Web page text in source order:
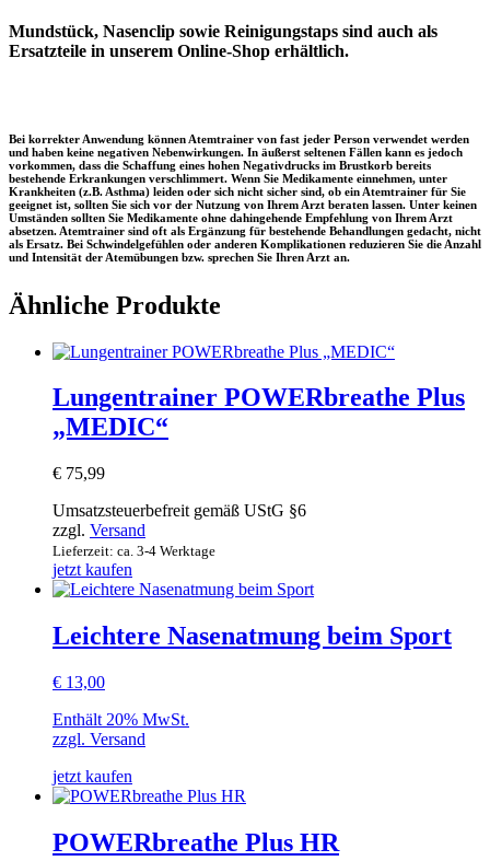
Mundstück, Nasenclip sowie Reinigungstaps sind auch als
Ersatzteile in unserem Online-Shop erhältlich.
Bei korrekter Anwendung können Atemtrainer von fast jeder Person verwendet werden
und haben keine negativen Nebenwirkungen. In äußerst seltenen Fällen kann es jedoch
vorkommen, dass die Schaffung eines hohen Negativdrucks im Brustkorb bereits
bestehende Erkrankungen verschlimmert. Wenn Sie Medikamente einnehmen, unter
Krankheiten (z.B. Asthma) leiden oder sich nicht sicher sind, ob ein Atemtrainer für Sie
geeignet ist, sollten Sie sich vor der Nutzung von Ihrem Arzt beraten lassen. Unter keinen
Umständen sollten Sie Medikamente ohne dahingehende Empfehlung von Ihrem Arzt
absetzen. Atemtrainer sind oft als Ergänzung für bestehende Behandlungen gedacht, nicht
als Ersatz. Bei Schwindelgefühlen oder anderen Komplikationen reduzieren Sie die Anzahl
und Intensität der Atemübungen bzw. sprechen Sie Ihren Arzt an.
Ähnliche Produkte
Lungentrainer POWERbreathe Plus
„MEDIC“
€ 75,99
Umsatzsteuerbefreit gemäß UStG §6
zzgl. Versand
Lieferzeit: ca. 3-4 Werktage
jetzt kaufen
Leichtere Nasenatmung beim Sport
€ 13,00
Enthält 20% MwSt.
zzgl. Versand
jetzt kaufen
POWERbreathe Plus HR